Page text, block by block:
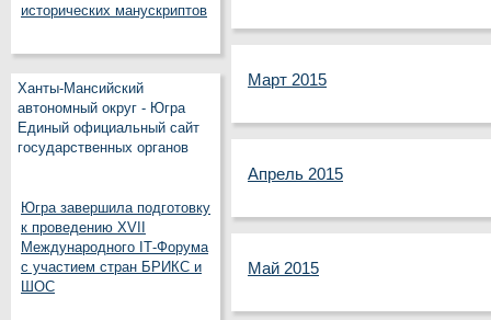
исторических манускриптов
Ханты-Мансийский
автономный округ - Югра
Единый официальный сайт
государственных органов
Югра завершила подготовку
к проведению XVII
Международного IT‑Форума
с участием стран БРИКС и
ШОС
Март 2015
Апрель 2015
Май 2015